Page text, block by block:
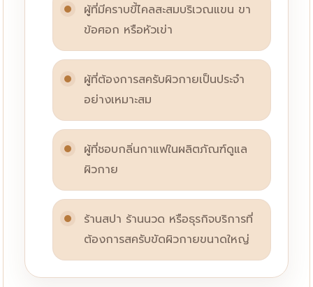
ผู้ที่มีคราบขี้ไคลสะสมบริเวณแขน ขา
ข้อศอก หรือหัวเข่า
ผู้ที่ต้องการสครับผิวกายเป็นประจำ
อย่างเหมาะสม
ผู้ที่ชอบกลิ่นกาแฟในผลิตภัณฑ์ดูแล
ผิวกาย
ร้านสปา ร้านนวด หรือธุรกิจบริการที่
ต้องการสครับขัดผิวกายขนาดใหญ่